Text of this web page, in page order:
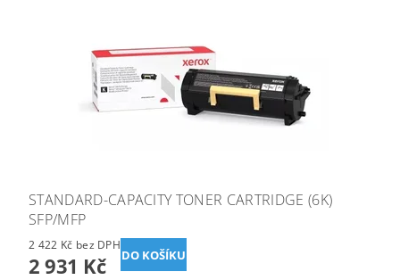
STANDARD-CAPACITY TONER CARTRIDGE (6K)
SFP/MFP
2 422 Kč bez DPH
2 931 Kč